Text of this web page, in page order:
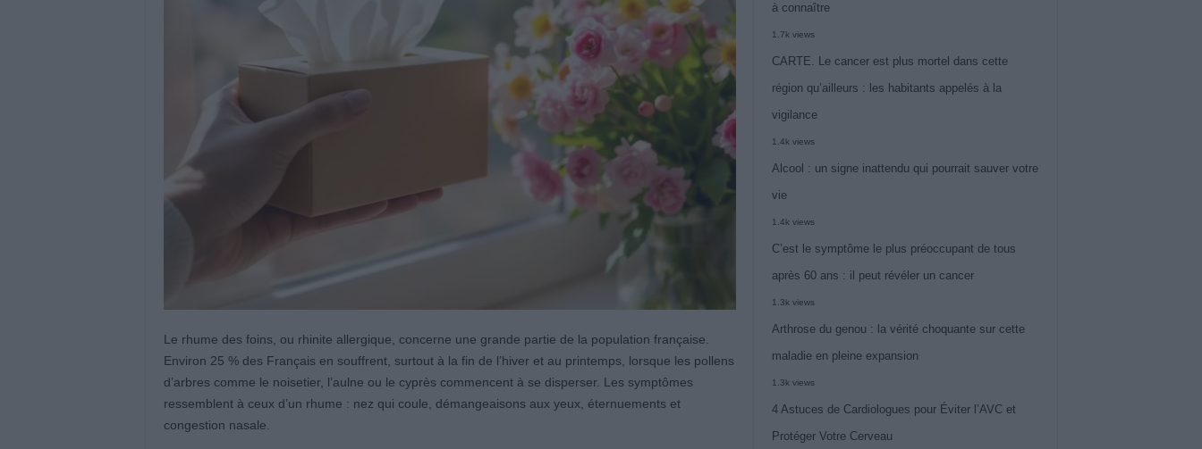
Le rhume des foins, ou rhinite allergique, concerne une grande partie de la population française.
Environ 25 % des Français en souffrent, surtout à la fin de l’hiver et au printemps, lorsque les pollens
d’arbres comme le noisetier, l’aulne ou le cyprès commencent à se disperser. Les symptômes
ressemblent à ceux d’un rhume : nez qui coule, démangeaisons aux yeux, éternuements et
congestion nasale.
à connaître
1.7k views
CARTE. Le cancer est plus mortel dans cette
région qu’ailleurs : les habitants appelés à la
vigilance
1.4k views
Alcool : un signe inattendu qui pourrait sauver votre
vie
1.4k views
C’est le symptôme le plus préoccupant de tous
après 60 ans : il peut révéler un cancer
1.3k views
Arthrose du genou : la vérité choquante sur cette
maladie en pleine expansion
1.3k views
4 Astuces de Cardiologues pour Éviter l’AVC et
Protéger Votre Cerveau